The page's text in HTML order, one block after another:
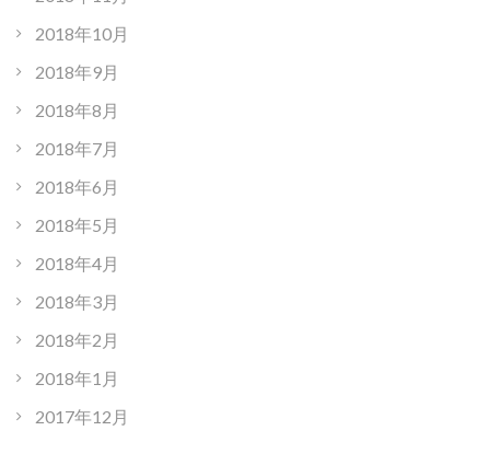
2018年10月
2018年9月
2018年8月
2018年7月
2018年6月
2018年5月
2018年4月
2018年3月
2018年2月
2018年1月
2017年12月